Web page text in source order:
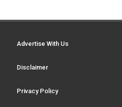
Advertise With Us
Disclaimer
Privacy Policy